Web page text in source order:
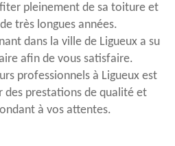
pleinement de sa toiture et
très longues années.
dans la ville de Ligueux a su
afin de vous satisfaire.
professionnels à Ligueux est
des prestations de qualité et
à vos attentes.